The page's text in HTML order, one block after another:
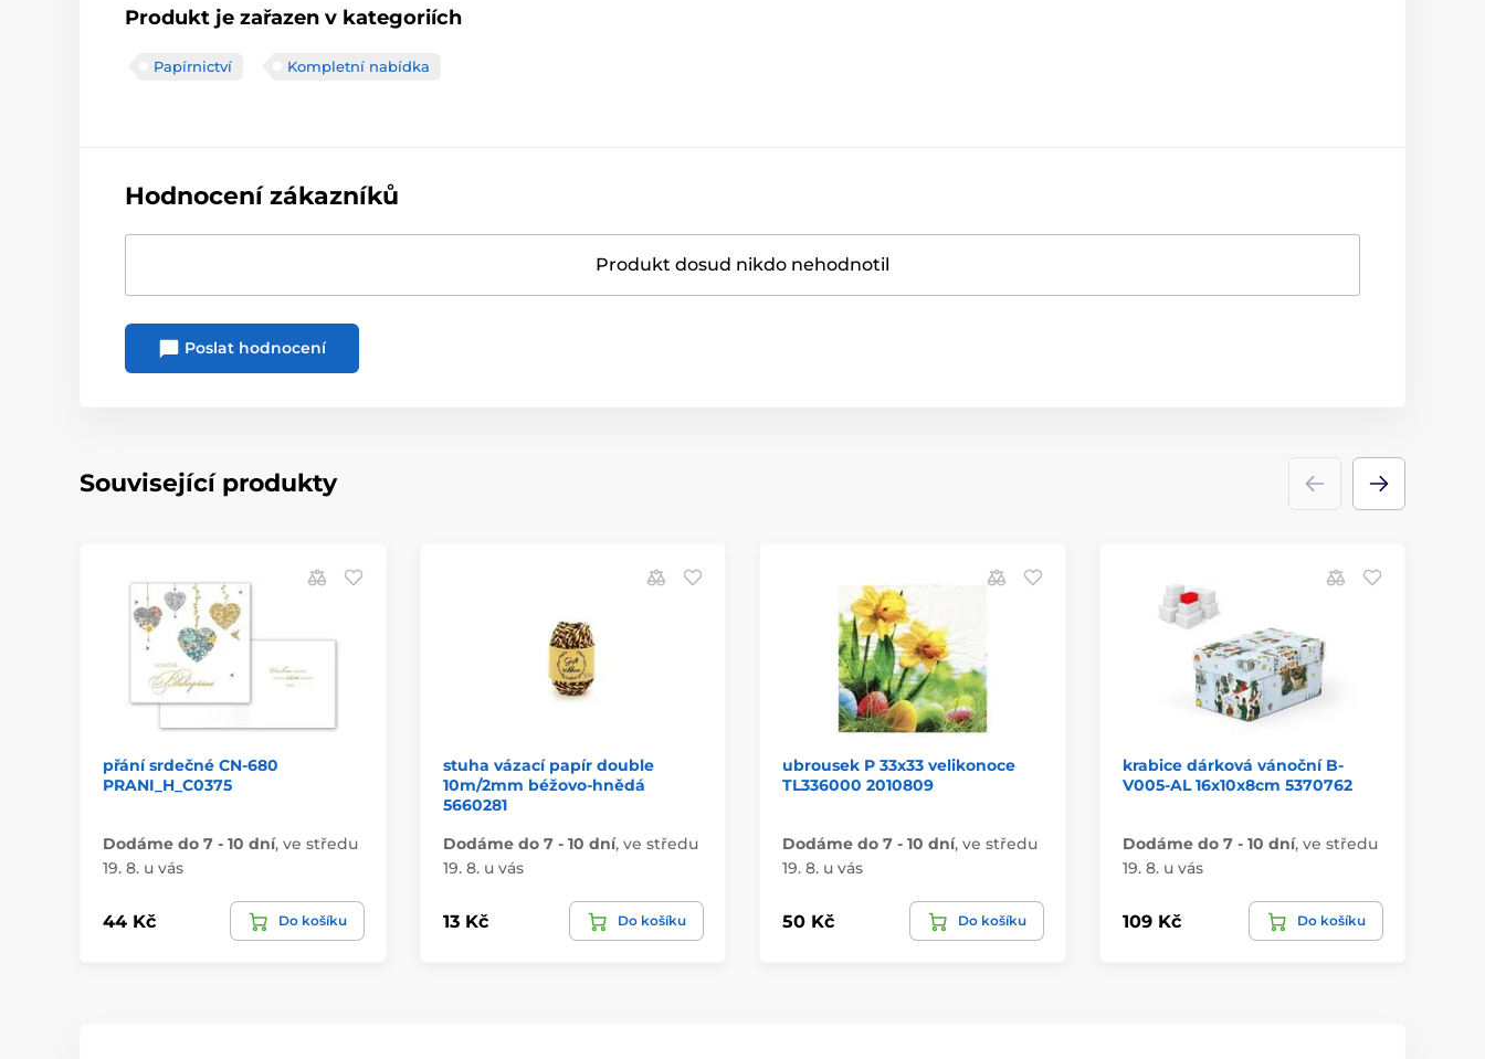
Produkt je zařazen v kategoriích
Papírnictví Kompletní nabídka
Hodnocení zákazníků
Produkt dosud nikdo nehodnotil
Poslat hodnocení
Související produkty
přání srdečné CN-680
PRANI_H_C0375
Dodáme do 7 - 10 dní, ve středu
19. 8. u vás
44 Kč Do košíku
stuha vázací papír double
10m/2mm béžovo-hnědá
5660281
Dodáme do 7 - 10 dní, ve středu
19. 8. u vás
13 Kč Do košíku
ubrousek P 33x33 velikonoce
TL336000 2010809
Dodáme do 7 - 10 dní, ve středu
19. 8. u vás
50 Kč Do košíku
krabice dárková vánoční B-
V005-AL 16x10x8cm 5370762
Dodáme do 7 - 10 dní, ve středu
19. 8. u vás
109 Kč Do košíku